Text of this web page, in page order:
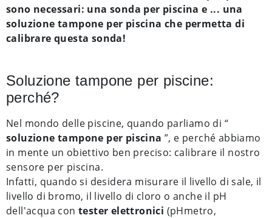
sono necessari: una sonda per piscina e ... una
soluzione tampone per piscina che permetta di
calibrare questa sonda!
Soluzione tampone per piscine:
perché?
Nel mondo delle piscine, quando parliamo di “
soluzione tampone per piscina ”, e perché abbiamo
in mente un obiettivo ben preciso: calibrare il nostro
sensore per piscina.
Infatti, quando si desidera misurare il livello di sale, il
livello di bromo, il livello di cloro o anche il pH
dell'acqua contester elettronici (pHmetro,